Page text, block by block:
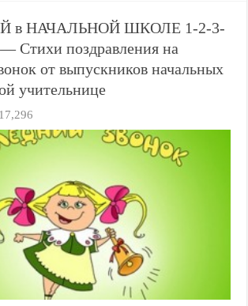
в НАЧАЛЬНОЙ ШКОЛЕ 1-2-3-
Стихи поздравления на
от выпускников начальных
учительнице
17,296